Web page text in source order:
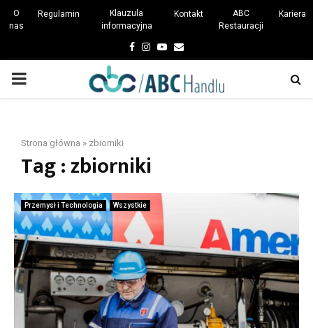
O
nas
Regulamin
Klauzula
informacyjna
Kontakt
ABC
Restauracji
Kariera
Facebook
Instagram
Youtube
Email
PRIMARY
Strona główna » zbiorniki
Tag : zbiorniki
Przemysł i Technologia Wszystkie